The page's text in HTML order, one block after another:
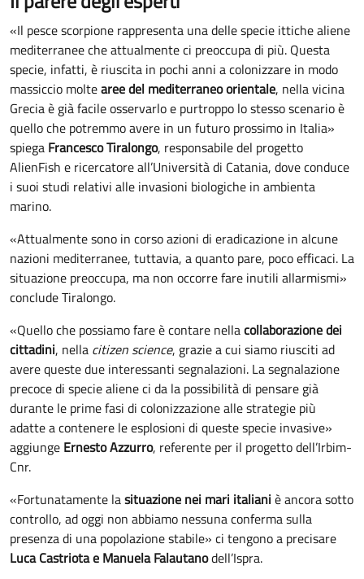
«Il pesce scorpione rappresenta una delle specie ittiche aliene
mediterranee che attualmente ci preoccupa di più. Questa
specie, infatti, è riuscita in pochi anni a colonizzare in modo
massiccio moltearee del mediterraneo orientale, nella vicina
Grecia è già facile osservarlo e purtroppo lo stesso scenario è
quello che potremmo avere in un futuro prossimo in Italia»
spiega Francesco Tiralongo, responsabile del progetto
AlienFish e ricercatore all’Università di Catania, dove conduce
i suoi studi relativi alle invasioni biologiche in ambienta
marino.
«Attualmente sono in corso azioni di eradicazione in alcune
nazioni mediterranee, tuttavia, a quanto pare, poco efficaci. La
situazione preoccupa, ma non occorre fare inutili allarmismi»
conclude Tiralongo.
«Quello che possiamo fare è contare nellacollaborazione dei
cittadini, nella citizen science, grazie a cui siamo riusciti ad
avere queste due interessanti segnalazioni. La segnalazione
precoce di specie aliene ci da la possibilità di pensare già
durante le prime fasi di colonizzazione alle strategie più
adatte a contenere le esplosioni di queste specie invasive»
aggiunge Ernesto Azzurro, referente per il progetto dell’Irbim-
Cnr.
«Fortunatamente lasituazione nei mari italiani è ancora sotto
controllo, ad oggi non abbiamo nessuna conferma sulla
presenza di una popolazione stabile» ci tengono a precisare
Luca Castriota e Manuela Falautanodell’Ispra.